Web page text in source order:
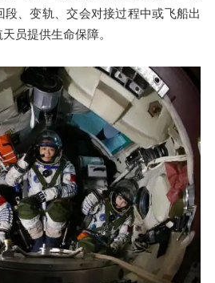
、变轨、交会对接过程中或飞船出
员提供生命保障。